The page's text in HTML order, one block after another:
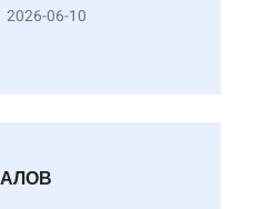
2026-06-10